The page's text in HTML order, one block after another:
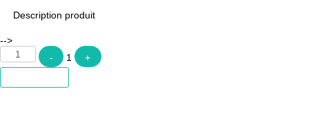
Description produit
-->
Quantity
- 1
+